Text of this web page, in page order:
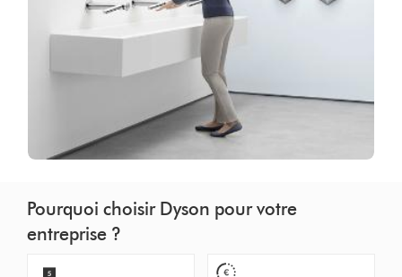
Pourquoi choisir Dyson pour votre
entreprise ?